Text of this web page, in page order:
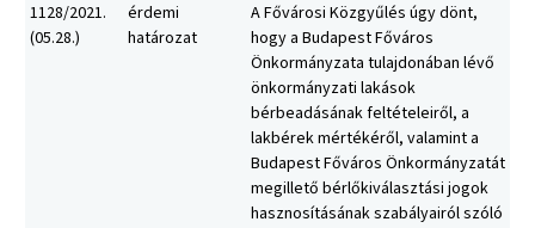
1128/2021.
(05.28.)
érdemi
határozat
A Fővárosi Közgyűlés úgy dönt,
hogy a Budapest Főváros
Önkormányzata tulajdonában lévő
önkormányzati lakások
bérbeadásának feltételeiről, a
lakbérek mértékéről, valamint a
Budapest Főváros Önkormányzatát
megillető bérlőkiválasztási jogok
hasznosításának szabályairól szóló